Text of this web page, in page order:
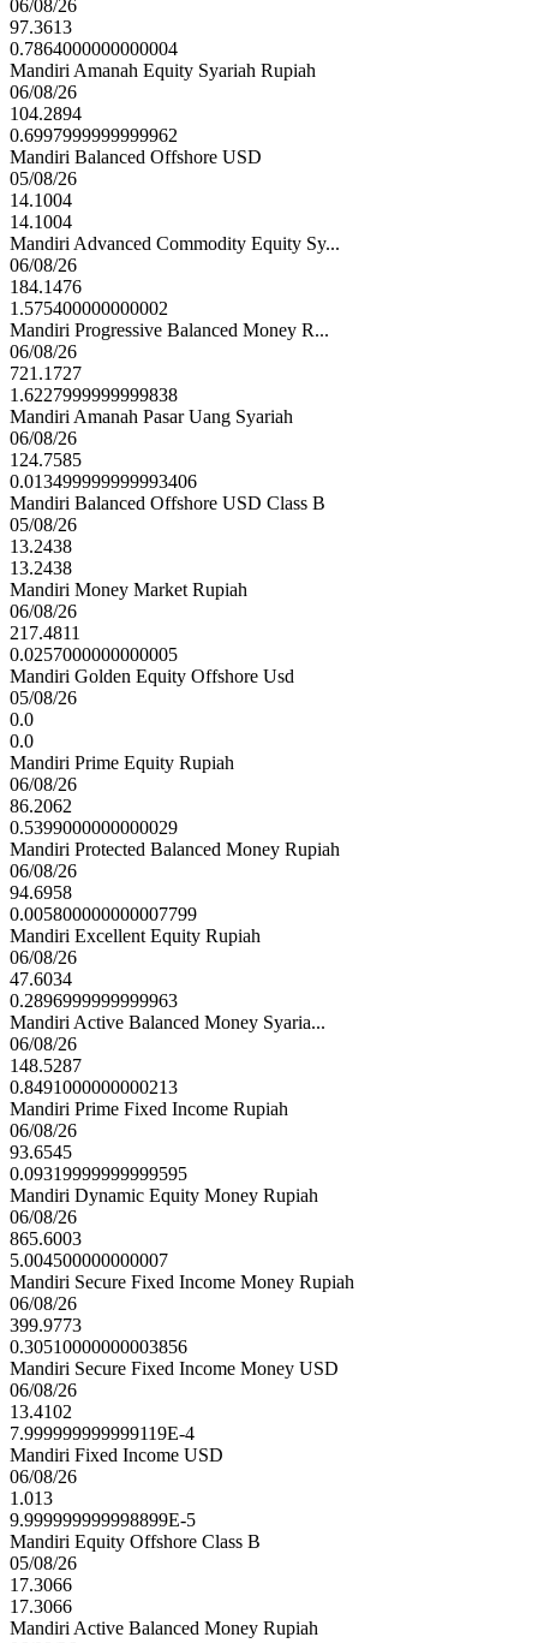
06/08/26
97.3613
0.7864000000000004
Mandiri Amanah Equity Syariah Rupiah
06/08/26
104.2894
0.6997999999999962
Mandiri Balanced Offshore USD
05/08/26
14.1004
14.1004
Mandiri Advanced Commodity Equity Sy...
06/08/26
184.1476
1.575400000000002
Mandiri Progressive Balanced Money R...
06/08/26
721.1727
1.6227999999999838
Mandiri Amanah Pasar Uang Syariah
06/08/26
124.7585
0.013499999999993406
Mandiri Balanced Offshore USD Class B
05/08/26
13.2438
13.2438
Mandiri Money Market Rupiah
06/08/26
217.4811
0.0257000000000005
Mandiri Golden Equity Offshore Usd
05/08/26
0.0
0.0
Mandiri Prime Equity Rupiah
06/08/26
86.2062
0.5399000000000029
Mandiri Protected Balanced Money Rupiah
06/08/26
94.6958
0.005800000000007799
Mandiri Excellent Equity Rupiah
06/08/26
47.6034
0.2896999999999963
Mandiri Active Balanced Money Syaria...
06/08/26
148.5287
0.8491000000000213
Mandiri Prime Fixed Income Rupiah
06/08/26
93.6545
0.09319999999999595
Mandiri Dynamic Equity Money Rupiah
06/08/26
865.6003
5.004500000000007
Mandiri Secure Fixed Income Money Rupiah
06/08/26
399.9773
0.30510000000003856
Mandiri Secure Fixed Income Money USD
06/08/26
13.4102
7.999999999999119E-4
Mandiri Fixed Income USD
06/08/26
1.013
9.999999999998899E-5
Mandiri Equity Offshore Class B
05/08/26
17.3066
17.3066
Mandiri Active Balanced Money Rupiah